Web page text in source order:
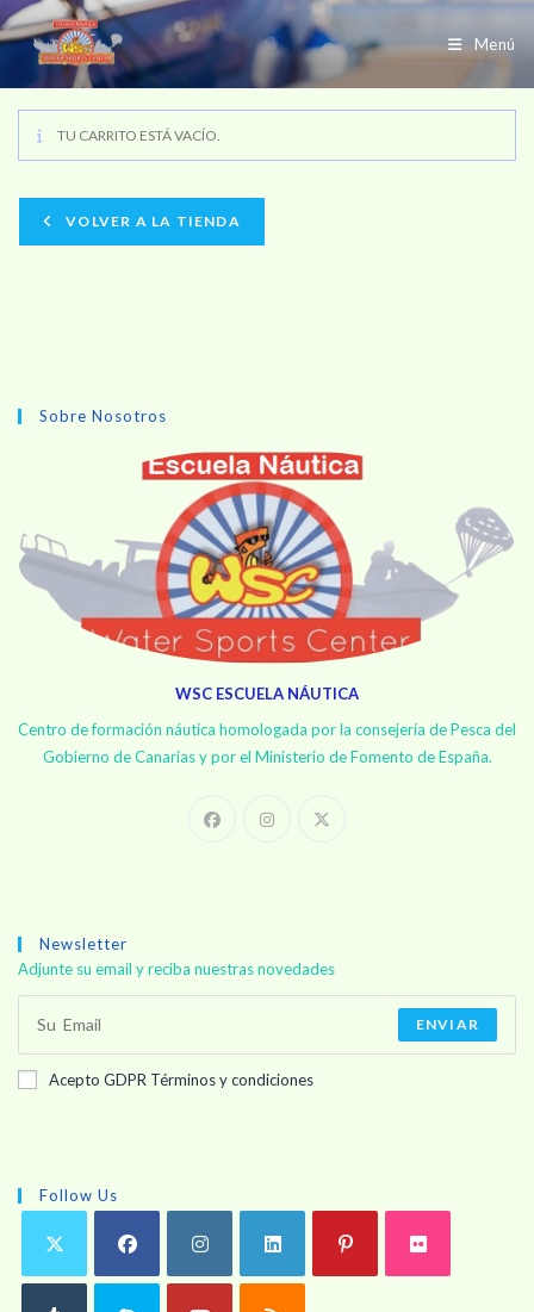
Ir
al
Menú
TU CARRITO ESTÁ VACÍO.
VOLVER A LA TIENDA
Sobre Nosotros
WSC ESCUELA NÁUTICA
Centro de formación náutica homologada por la consejería de Pesca del
Gobierno de Canarias y por el Ministerio de Fomento de España.
Newsletter
Adjunte su email y reciba nuestras novedades
ENVIAR
Acepto GDPR Términos y condiciones
Follow Us